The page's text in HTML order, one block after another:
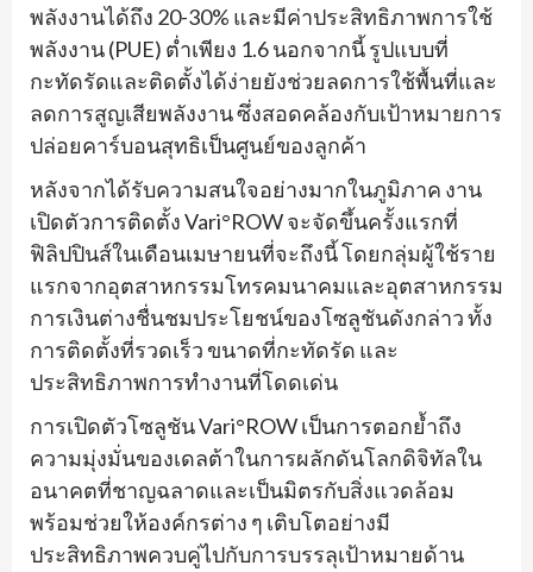
พลังงานได้ถึง 20-30% และมีค่าประสิทธิภาพการใช้
พลังงาน (PUE) ต่ำเพียง 1.6 นอกจากนี้ รูปแบบที่
กะทัดรัดและติดตั้งได้ง่ายยังช่วยลดการใช้พื้นที่และ
ลดการสูญเสียพลังงาน ซึ่งสอดคล้องกับเป้าหมายการ
ปล่อยคาร์บอนสุทธิเป็นศูนย์ของลูกค้า
หลังจากได้รับความสนใจอย่างมากในภูมิภาค งาน
เปิดตัวการติดตั้ง Vari°ROW จะจัดขึ้นครั้งแรกที่
ฟิลิปปินส์ในเดือนเมษายนที่จะถึงนี้ โดยกลุ่มผู้ใช้ราย
แรกจากอุตสาหกรรมโทรคมนาคมและอุตสาหกรรม
การเงินต่างชื่นชมประโยชน์ของโซลูชันดังกล่าว ทั้ง
การติดตั้งที่รวดเร็ว ขนาดที่กะทัดรัด และ
ประสิทธิภาพการทำงานที่โดดเด่น
การเปิดตัวโซลูชัน Vari°ROW เป็นการตอกย้ำถึง
ความมุ่งมั่นของเดลต้าในการผลักดันโลกดิจิทัลใน
อนาคตที่ชาญฉลาดและเป็นมิตรกับสิ่งแวดล้อม
พร้อมช่วยให้องค์กรต่าง ๆ เติบโตอย่างมี
ประสิทธิภาพควบคู่ไปกับการบรรลุเป้าหมายด้าน